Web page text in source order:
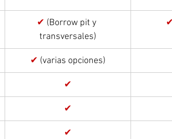
✔ (Borrow pit y
transversales)
✔
✔ (varias opciones)
✔
✔
✔